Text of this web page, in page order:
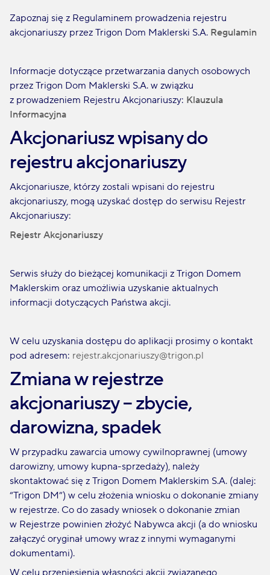
‍Zapoznaj się z Regulaminem prowadzenia rejestru
akcjonariuszy przez Trigon Dom Maklerski S.A. Regulamin
Informacje dotyczące przetwarzania danych osobowych
przez Trigon Dom Maklerski S.A. w związku
z prowadzeniem Rejestru Akcjonariuszy: Klauzula
Informacyjna
Akcjonariusz wpisany do
rejestru akcjonariuszy
Akcjonariusze, którzy zostali wpisani do rejestru
akcjonariuszy, mogą uzyskać dostęp do serwisu Rejestr
Akcjonariuszy:
Rejestr Akcjonariuszy
Serwis służy do bieżącej komunikacji z Trigon Domem
Maklerskim oraz umożliwia uzyskanie aktualnych
informacji dotyczących Państwa akcji.
W celu uzyskania dostępu do aplikacji prosimy o kontakt
pod adresem: rejestr.akcjonariuszy@trigon.pl
Zmiana w rejestrze
akcjonariuszy – zbycie,
darowizna, spadek
W przypadku zawarcia umowy cywilnoprawnej (umowy
darowizny, umowy kupna-sprzedaży), należy
skontaktować się z Trigon Domem Maklerskim S.A. (dalej:
“Trigon DM”) w celu złożenia wniosku o dokonanie zmiany
w rejestrze. Co do zasady wniosek o dokonanie zmian
w Rejestrze powinien złożyć Nabywca akcji (a do wniosku
załączyć oryginał umowy wraz z innymi wymaganymi
dokumentami).
W celu przeniesienia własności akcji związanego